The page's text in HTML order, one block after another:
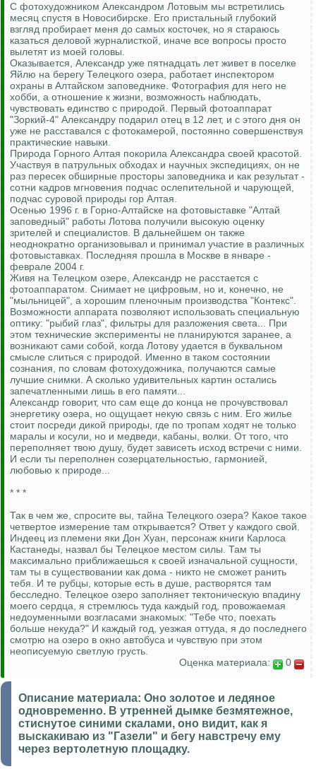
С фотохудожником Александром Лотовым мы встретились
месяц спустя в Новосибирске. Его пристальный глубокий
взгляд пробирает меня до самых косточек, но я стараюсь
казаться деловой журналисткой, иначе все вопросы просто
вылетят из моей головы.
Оказывается, Александр уже пятнадцать лет живет в поселке
Яйлю на берегу Телецкого озера, работает инспектором
охраны в Алтайском заповеднике. Фотография для него не
хобби, а отношение к жизни, возможность наблюдать,
чувствовать единство с природой. Первый фотоаппарат
"Зоркий-4" Александру подарил отец в 12 лет, и с этого дня он
уже не расставался с фотокамерой, постоянно совершенствуя
практические навыки.
Природа Горного Алтая покорила Александра своей красотой.
Участвуя в патрульных обходах и научных экспедициях, он не
раз пересек обширные просторы заповедника и как результат -
сотни кадров мгновения подчас ослепительной и чарующей,
подчас суровой природы гор Алтая.
Осенью 1996 г. в Горно-Алтайске на фотовыставке "Алтай
заповедный" работы Лотова получили высокую оценку
зрителей и специалистов. В дальнейшем он также
неоднократно организовывал и принимал участие в различных
фотовыставках. Последняя прошла в Москве в январе -
феврале 2004 г.
Живя на Телецком озере, Александр не расстается с
фотоаппаратом. Снимает не цифровым, но и, конечно, не
"мыльницей", а хорошим пленочным производства "Контекс".
Возможности аппарата позволяют использовать специальную
оптику: "рыбий глаз", фильтры для разложения света... При
этом технические эксперименты не планируются заранее, а
возникают сами собой, когда Лотову удается в буквальном
смысле слиться с природой. Именно в таком состоянии
сознания, по словам фотохудожника, получаются самые
лучшие снимки. А сколько удивительных картин остались
запечатленными лишь в его памяти...
Александр говорит, что сам еще до конца не прочувствовал
энергетику озера, но ощущает некую связь с ним. Его жилье
стоит посреди дикой природы, где по тропам ходят не только
маралы и косули, но и медведи, кабаны, волки. От того, что
переполняет твою душу, будет зависеть исход встречи с ними.
И если ты переполнен созерцательностью, гармонией,
любовью к природе...
* * *
Так в чем же, спросите вы, тайна Телецкого озера? Какое такое
четвертое измерение там открывается? Ответ у каждого свой.
Индеец из племени яки Дон Хуан, персонаж книги Карлоса
Кастанеды, назвал бы Телецкое местом силы. Там ты
максимально приближаешься к своей изначальной сущности,
там ты в существовании как дома - никто не сможет ранить
тебя. И те рубцы, которые есть в душе, растворятся там
бесследно. Телецкое озеро заполняет тектоническую впадину
моего сердца, я стремлюсь туда каждый год, провожаемая
недоуменными возгласами знакомых: "Тебе что, поехать
больше некуда?" И каждый год, уезжая оттуда, я до последнего
смотрю на озеро в окно автобуса и чувствую при этом
неописуемую светлую грусть.
Оценка материала:
0
Описание материала: Оно золотое и ледяное
одновременно. В утренней дымке безмятежное,
стиснутое синими скалами, оно видит, как я
выскакиваю из "Газели" и бегу навстречу ему
через вертолетную площадку.